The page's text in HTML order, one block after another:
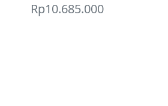
Rp10.685.000